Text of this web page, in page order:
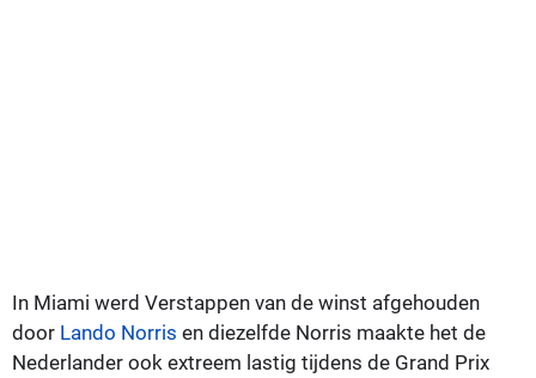
In Miami werd Verstappen van de winst afgehouden
door Lando Norris en diezelfde Norris maakte het de
Nederlander ook extreem lastig tijdens de Grand Prix